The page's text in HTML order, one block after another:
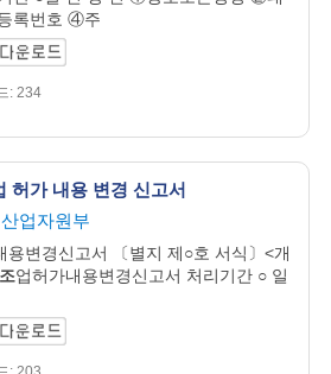
록번호 ④주
: 234
허가 내용 변경 신고서
산업자원부
용변경신고서 〔별지 제○호 서식〕<개
업허가내용변경신고서 처리기간 ○ 일